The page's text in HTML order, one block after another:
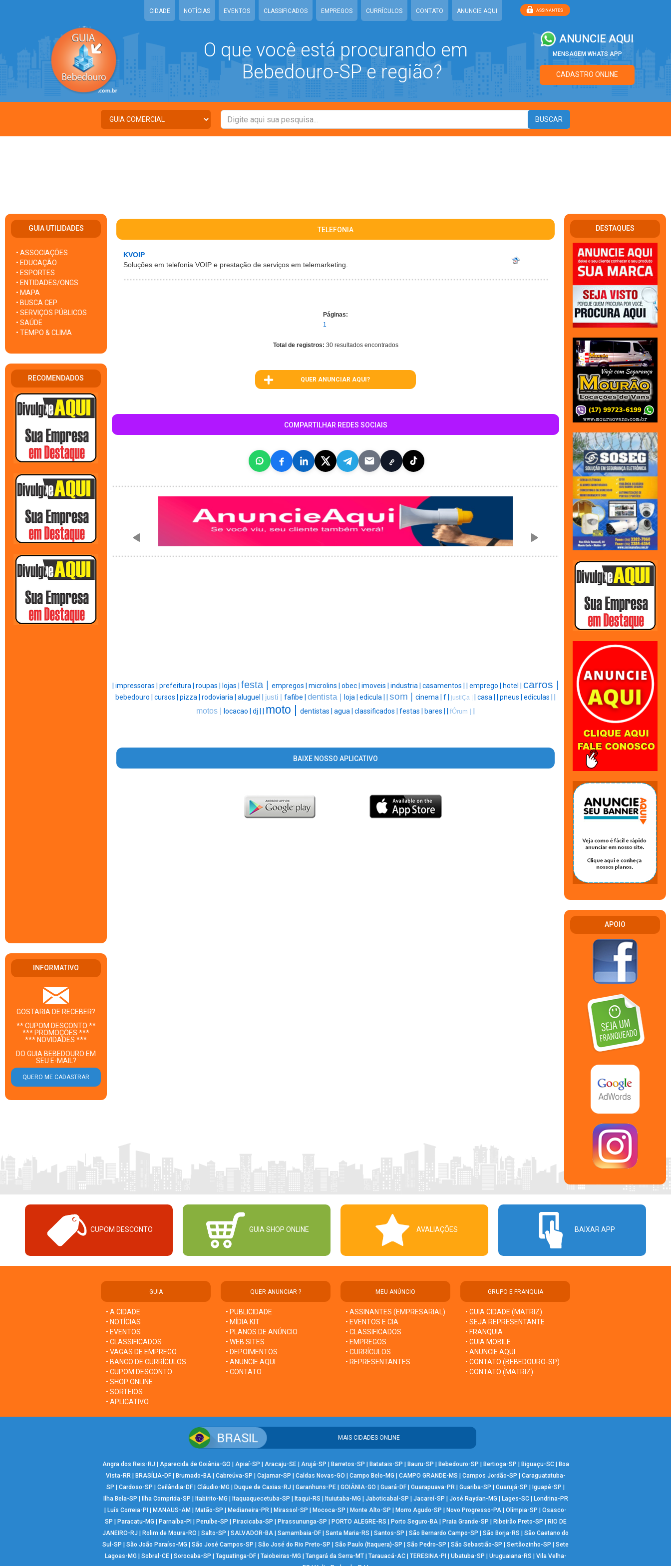
CIDADE NOTÍCIAS EVENTOS CLASSIFICADOS EMPREGOS CURRÍCULOS CONTATO ANUNCIE AQUI
O que você está procurando em
Bebedouro-SP e região?
ANUNCIE AQUI
MENSAGEM WHATS APP
CADASTRO ONLINE
GUIA UTILIDADES
• ASSOCIAÇÕES
• EDUCAÇÃO
• ESPORTES
• ENTIDADES/ONGS
• MAPA
• BUSCA CEP
• SERVIÇOS PÚBLICOS
• SAÚDE
• TEMPO & CLIMA
RECOMENDADOS
INFORMATIVO
GOSTARIA DE RECEBER?
** CUPOM DESCONTO **
*** PROMOÇÕES ***
*** NOVIDADES ***
DO GUIA BEBEDOURO EM
SEU E-MAIL?
TELEFONIA
KVOIP
Soluções em telefonia VOIP e prestação de serviços em telemarketing.
Páginas:
1
Total de registros: 30 resultados encontrados
QUER ANUNCIAR AQUI?
COMPARTILHAR REDES SOCIAIS
impressoras | prefeitura | roupas | lojas | festa | empregos | microlins | obec | imoveis | industria | casamentos | emprego | hotel | carros |
bebedouro | cursos | pizza | rodoviaria | aluguel | justi | fafibe | dentista | loja | edicula | som | cinema | f | justiÇa | casa | pneus | ediculas |
motos | locacao | dj | moto | dentistas | agua | classificados | festas | bares | fÓrum |
BAIXE NOSSO APLICATIVO
DESTAQUES
APOIO
CUPOM DESCONTO GUIA SHOP ONLINE AVALIAÇÕES BAIXAR APP
GUIA
• A CIDADE
• NOTÍCIAS
• EVENTOS
• CLASSIFICADOS
• VAGAS DE EMPREGO
• BANCO DE CURRÍCULOS
• CUPOM DESCONTO
• SHOP ONLINE
• SORTEIOS
• APLICATIVO
QUER ANUNCIAR ?
• PUBLICIDADE
• MÍDIA KIT
• PLANOS DE ANÚNCIO
• WEB SITES
• DEPOIMENTOS
• ANUNCIE AQUI
• CONTATO
MEU ANÚNCIO
• ASSINANTES (EMPRESARIAL)
• EVENTOS E CIA
• CLASSIFICADOS
• EMPREGOS
• CURRÍCULOS
• REPRESENTANTES
GRUPO E FRANQUIA
• GUIA CIDADE (MATRIZ)
• SEJA REPRESENTANTE
• FRANQUIA
• GUIA MOBILE
• ANUNCIE AQUI
• CONTATO (BEBEDOURO-SP)
• CONTATO (MATRIZ)
MAIS CIDADES ONLINE
Angra dos Reis-RJ Aparecida de Goiânia-GO Apiaí-SP Aracaju-SE| Arujá-SP Barretos-SP Batatais-SP Bauru-SP Bebedouro-SP Bertioga-SP Biguaçu-SC|
Boa
Vista-RR| BRASÍLIA-DF| Brumado-BA| Cabreúva-SP Cajamar-SP Caldas Novas-GO Campo Belo-MG CAMPO GRANDE-MS Campos Jordão-SP
Caraguatatuba-
SP
Cardoso-SP Ceilândia-DF Cláudio-MG Duque de Caxias-RJ Garanhuns-PE GOIÂNIA-GO Guará-DF Guarapuava-PR Guariba-SP Guarujá-SP Iguapé-SP
Ilha Bela-SP
Ilha Comprida-SP Itabirito-MG Itaquaquecetuba-SP Itaqui-RS Ituiutaba-MG Jaboticabal-SP Jacareí-SP José Raydan-MG Lages-SC|
Londrina-PR
Luís Correia-PI MANAUS-AM Matão-SP Medianeira-PR Mirassol-SP Mococa-SP Monte Alto-SP Morro Agudo-SP Novo Progresso-PA Olímpia-SP
Osasco-
SP
Paracatu-MG Parnaíba-PI Peruíbe-SP Piracicaba-SP Pirassununga-SP PORTO ALEGRE-RS Porto Seguro-BA| Praia Grande-SP Ribeirão Preto-SP
RIO DE
JANEIRO-RJ
Rolim de Moura-RO Salto-SP SALVADOR-BA Samambaia-DF Santa Maria-RS Santos-SP São Bernardo Campo-SP São Borja-RS
São Caetano do
Sul-SP
São João Paraíso-MG São José Campos-SP São José do Rio Preto-SP São Paulo (Itaquera)-SP São Pedro-SP São Sebastião-SP Sertãozinho-SP
Sete
Lagoas-MG
Sobral-CE| Sorocaba-SP Taguatinga-DF| Taiobeiras-MG Tangará da Serra-MT| Tarauacá-AC| TERESINA-PI Ubatuba-SP Uruguaiana-RS
Vila Velha-